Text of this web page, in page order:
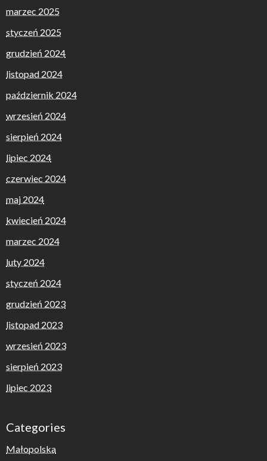
marzec 2025
styczeń 2025
grudzień 2024
listopad 2024
październik 2024
wrzesień 2024
sierpień 2024
lipiec 2024
czerwiec 2024
maj 2024
kwiecień 2024
marzec 2024
luty 2024
styczeń 2024
grudzień 2023
listopad 2023
wrzesień 2023
sierpień 2023
lipiec 2023
Categories
Małopolska